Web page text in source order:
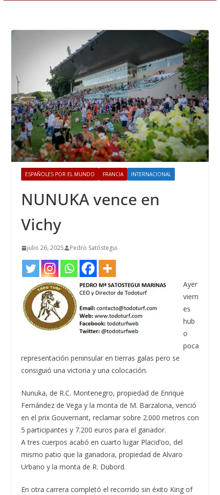
ESPAÑOLES POR EL MUNDO FRANCIA INTERNACIONAL
NUNUKA vence en
Vichy
julio 26, 2025 Pedro Satóstegui
Ayer
viern
es
hub
o
poca
representación peninsular en tierras galas pero se
consiguió una victoria y una colocación.
Nunuka, de R.C. Montenegro, propiedad de Enrique
Fernández de Vega y la monta de M. Barzalona, venció
en el prix Gouvernant, reclamar sobre 2.000 metros con
5 participantes y 7.200 euros para el ganador.
A tres cuerpos acabó en cuarto lugar Placid’oo, del
mismo patio que la ganadora, propiedad de Alvaro
Urbano y la monta de R. Dubord.
En otra carrera completó el recorrido sin éxito King of